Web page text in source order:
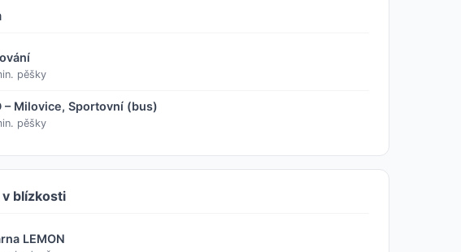
pěšky
– Milovice, Sportovní (bus)
pěšky
blízkosti
LEMON